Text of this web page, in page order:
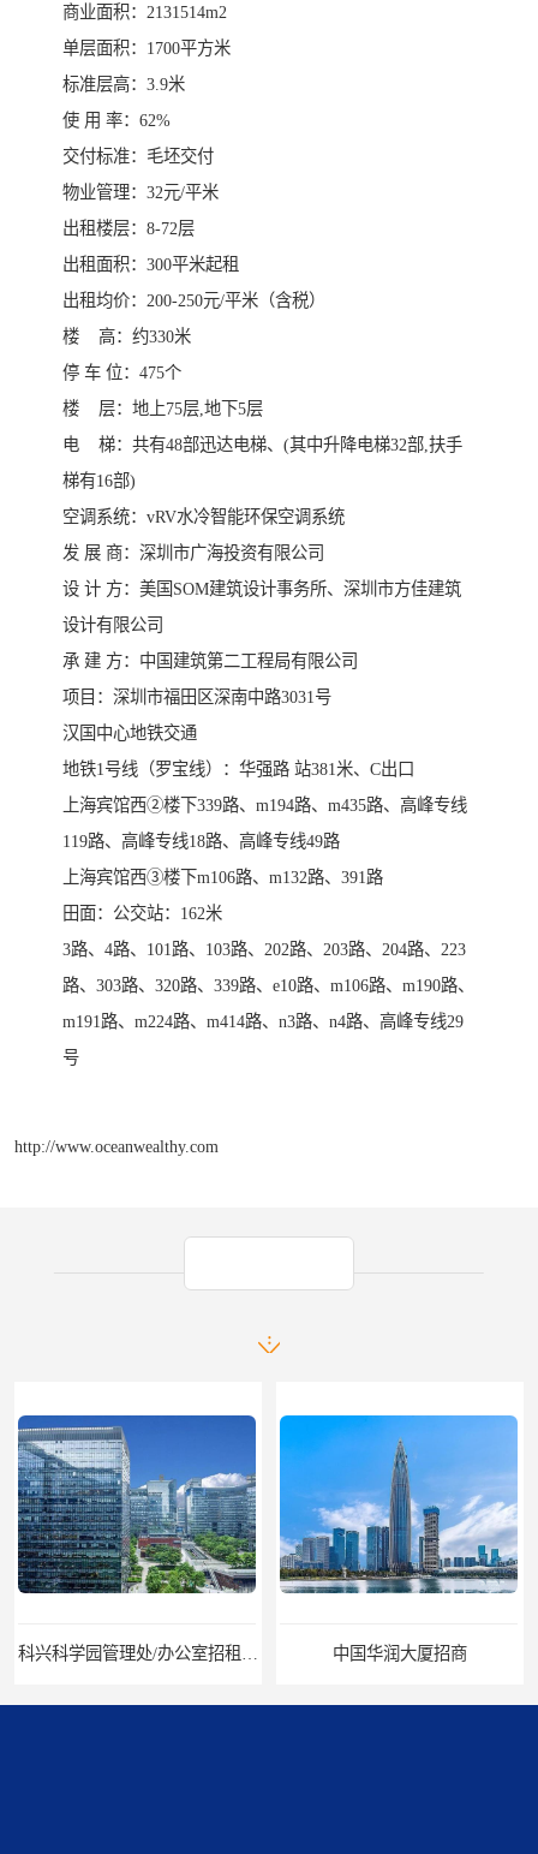
商业面积：2131514m2
单层面积：1700平方米
标准层高：3.9米
使 用 率：62%
交付标准：毛坯交付
物业管理：32元/平米
出租楼层：8-72层
出租面积：300平米起租
出租均价：200-250元/平米（含税）
楼 高：约330米
停 车 位：475个
楼 层：地上75层,地下5层
电 梯：共有48部迅达电梯、(其中升降电梯32部,扶手
梯有16部)
空调系统：vRV水冷智能环保空调系统
发 展 商：深圳市广海投资有限公司
设 计 方：美国SOM建筑设计事务所、深圳市方佳建筑
设计有限公司
承 建 方：中国建筑第二工程局有限公司
项目：深圳市福田区深南中路3031号
汉国中心地铁交通
地铁1号线（罗宝线）：华强路 站381米、C出口
上海宾馆西②楼下339路、m194路、m435路、高峰专线
119路、高峰专线18路、高峰专线49路
上海宾馆西③楼下m106路、m132路、391路
田面：公交站：162米
3路、4路、101路、103路、202路、203路、204路、223
路、303路、320路、339路、e10路、m106路、m190路、
m191路、m224路、m414路、n3路、n4路、高峰专线29
号
http://www.oceanwealthy.com
中国华润大厦招商